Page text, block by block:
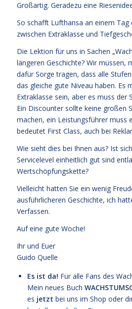
Großartig. Geradezu eine
So schafft Lufthansa an einem Tag
zwischen Extraklasse und
Die Lektion für uns in Sachen
längeren Geschichte? Wir müssen,
dafür Sorge tragen, dass alle
das gleiche gute Niveau haben. Es
Extraklasse sein, aber es muss der
Ein Discounter sollte keine großen
machen, ein Leistungsführer muss
bedeutet First Class, auch bei
Wie sieht dies bei Ihnen aus? Ist
Servicelevel einheitlich gut sind
Wertschöpfungskette?
Vielleicht hatten Sie ein wenig
ausführlicheren Geschichte, ich
Verfassen.
Auf eine gute Woche!
Ihr und Euer
Guido Quelle
Es ist da! Für alle Fans des
Mein neues Buch
es jetzt bei uns im Shop oder